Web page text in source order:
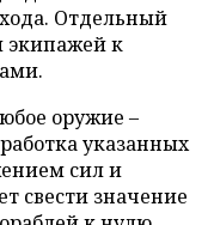
Отдельный
экипажей к
оружие –
указанных
сил и
свести значение